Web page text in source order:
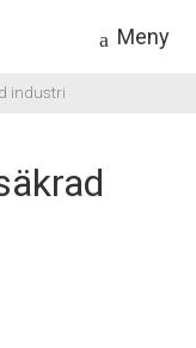
Meny
industri